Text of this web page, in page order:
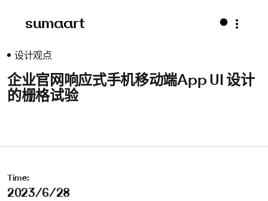
sumaart
设计观点
企业官网响应式手机移动端App UI 设计
的栅格试验
Time:
2023/6/28